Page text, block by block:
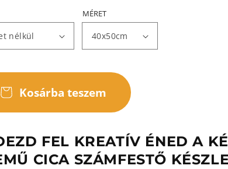
MÉRET
Kosárba teszem
FEL KREATÍV ÉNED A
CICA SZÁMFESTŐ